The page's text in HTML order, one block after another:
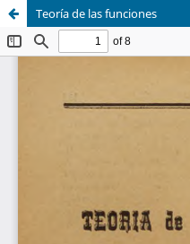
Teoría de las funciones